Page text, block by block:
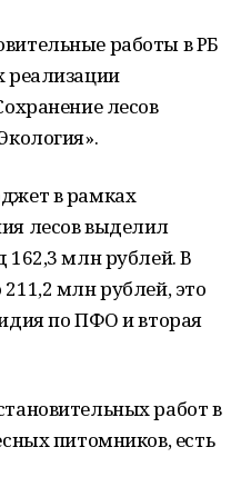
работы в РБ
реализации
лесов
в рамках
лесов выделил
млн рублей. В
млн рублей, это
по ПФО и вторая
работ в
питомников, есть